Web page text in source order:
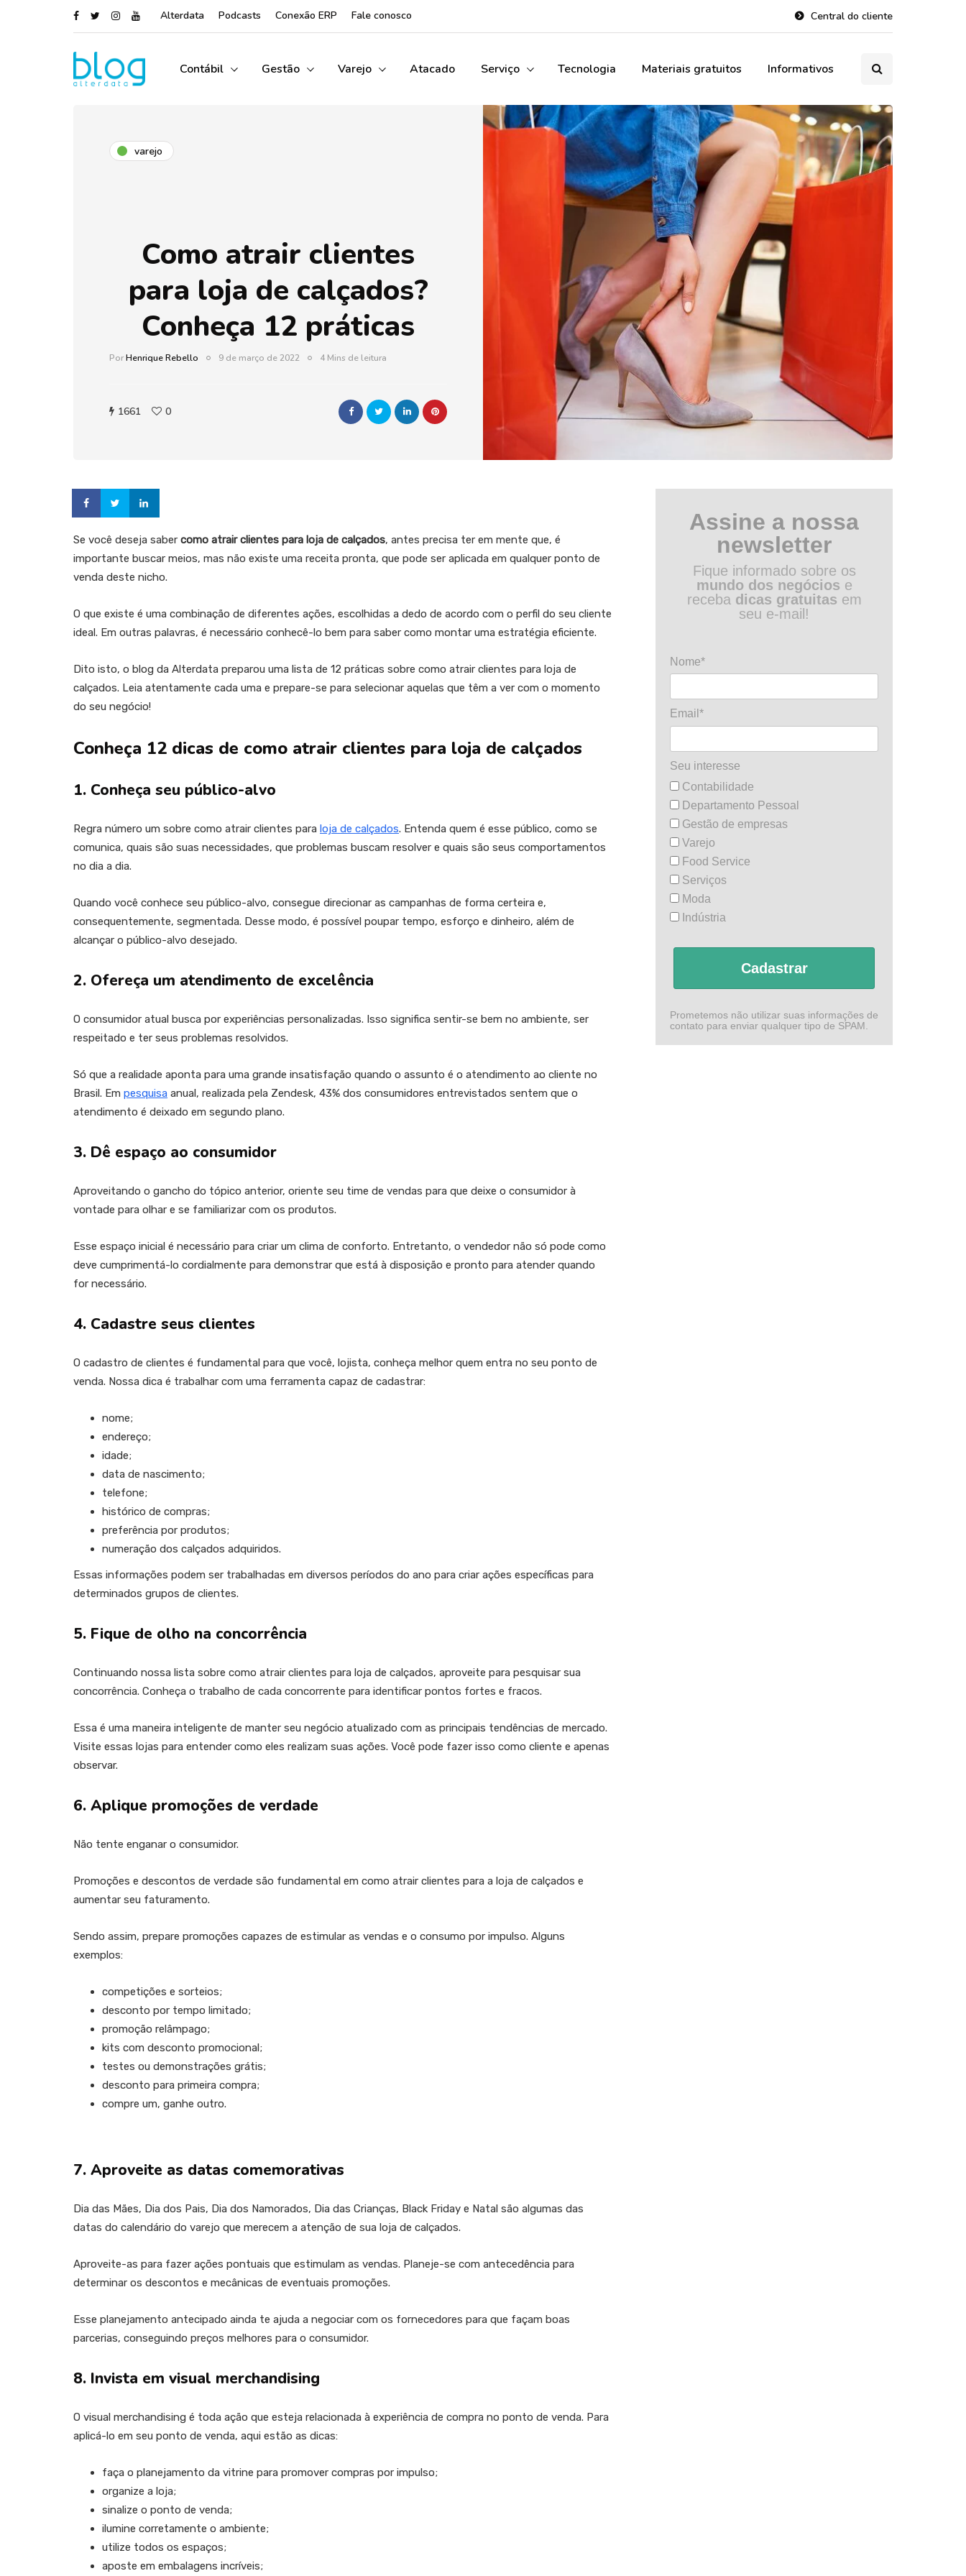
Alterdata Podcasts Conexão ERP Fale conosco Central do cliente
Contábil Gestão Varejo Atacado Serviço Tecnologia Materiais gratuitos Informativos
varejo
Como atrair clientes
para loja de calçados?
Conheça 12 práticas
PorHenrique Rebello 9 de março de 2022 4 Mins de leitura
1661 0
Se você deseja saber como atrair clientes para loja de calçados, antes precisa ter em mente que, é
importante buscar meios, mas não existe uma receita pronta, que pode ser aplicada em qualquer ponto de
venda deste nicho.
O que existe é uma combinação de diferentes ações, escolhidas a dedo de acordo com o perfil do seu cliente
ideal. Em outras palavras, é necessário conhecê-lo bem para saber como montar uma estratégia eficiente.
Dito isto, o blog da Alterdata preparou uma lista de 12 práticas sobre como atrair clientes para loja de
calçados. Leia atentamente cada uma e prepare-se para selecionar aquelas que têm a ver com o momento
do seu negócio!
Conheça 12 dicas de como atrair clientes para loja de calçados
1. Conheça seu público-alvo
Regra número um sobre como atrair clientes para loja de calçados. Entenda quem é esse público, como se
comunica, quais são suas necessidades, que problemas buscam resolver e quais são seus comportamentos
no dia a dia.
Quando você conhece seu público-alvo, consegue direcionar as campanhas de forma certeira e,
consequentemente, segmentada. Desse modo, é possível poupar tempo, esforço e dinheiro, além de
alcançar o público-alvo desejado.
2. Ofereça um atendimento de excelência
O consumidor atual busca por experiências personalizadas. Isso significa sentir-se bem no ambiente, ser
respeitado e ter seus problemas resolvidos.
Só que a realidade aponta para uma grande insatisfação quando o assunto é o atendimento ao cliente no
Brasil. Em pesquisa anual, realizada pela Zendesk, 43% dos consumidores entrevistados sentem que o
atendimento é deixado em segundo plano.
3. Dê espaço ao consumidor
Aproveitando o gancho do tópico anterior, oriente seu time de vendas para que deixe o consumidor à
vontade para olhar e se familiarizar com os produtos.
Esse espaço inicial é necessário para criar um clima de conforto. Entretanto, o vendedor não só pode como
deve cumprimentá-lo cordialmente para demonstrar que está à disposição e pronto para atender quando
for necessário.
4. Cadastre seus clientes
O cadastro de clientes é fundamental para que você, lojista, conheça melhor quem entra no seu ponto de
venda. Nossa dica é trabalhar com uma ferramenta capaz de cadastrar:
nome;
endereço;
idade;
data de nascimento;
telefone;
histórico de compras;
preferência por produtos;
numeração dos calçados adquiridos.
Essas informações podem ser trabalhadas em diversos períodos do ano para criar ações específicas para
determinados grupos de clientes.
5. Fique de olho na concorrência
Continuando nossa lista sobre como atrair clientes para loja de calçados, aproveite para pesquisar sua
concorrência. Conheça o trabalho de cada concorrente para identificar pontos fortes e fracos.
Essa é uma maneira inteligente de manter seu negócio atualizado com as principais tendências de mercado.
Visite essas lojas para entender como eles realizam suas ações. Você pode fazer isso como cliente e apenas
observar.
6. Aplique promoções de verdade
Não tente enganar o consumidor.
Promoções e descontos de verdade são fundamental em como atrair clientes para a loja de calçados e
aumentar seu faturamento.
Sendo assim, prepare promoções capazes de estimular as vendas e o consumo por impulso. Alguns
exemplos:
competições e sorteios;
desconto por tempo limitado;
promoção relâmpago;
kits com desconto promocional;
testes ou demonstrações grátis;
desconto para primeira compra;
compre um, ganhe outro.
7. Aproveite as datas comemorativas
Dia das Mães, Dia dos Pais, Dia dos Namorados, Dia das Crianças, Black Friday e Natal são algumas das
datas do calendário do varejo que merecem a atenção de sua loja de calçados.
Aproveite-as para fazer ações pontuais que estimulam as vendas. Planeje-se com antecedência para
determinar os descontos e mecânicas de eventuais promoções.
Esse planejamento antecipado ainda te ajuda a negociar com os fornecedores para que façam boas
parcerias, conseguindo preços melhores para o consumidor.
8. Invista em visual merchandising
O visual merchandising é toda ação que esteja relacionada à experiência de compra no ponto de venda. Para
aplicá-lo em seu ponto de venda, aqui estão as dicas:
faça o planejamento da vitrine para promover compras por impulso;
organize a loja;
sinalize o ponto de venda;
ilumine corretamente o ambiente;
utilize todos os espaços;
aposte em embalagens incríveis;
Assine a nossa
newsletter
Fique informado sobre os
mundo dos negócios e
receba dicas gratuitas em
seu e-mail!
Nome*
Email*
Seu interesse
Contabilidade
Departamento Pessoal
Gestão de empresas
Varejo
Food Service
Serviços
Moda
Indústria
Cadastrar
Prometemos não utilizar suas informações de
contato para enviar qualquer tipo de SPAM.